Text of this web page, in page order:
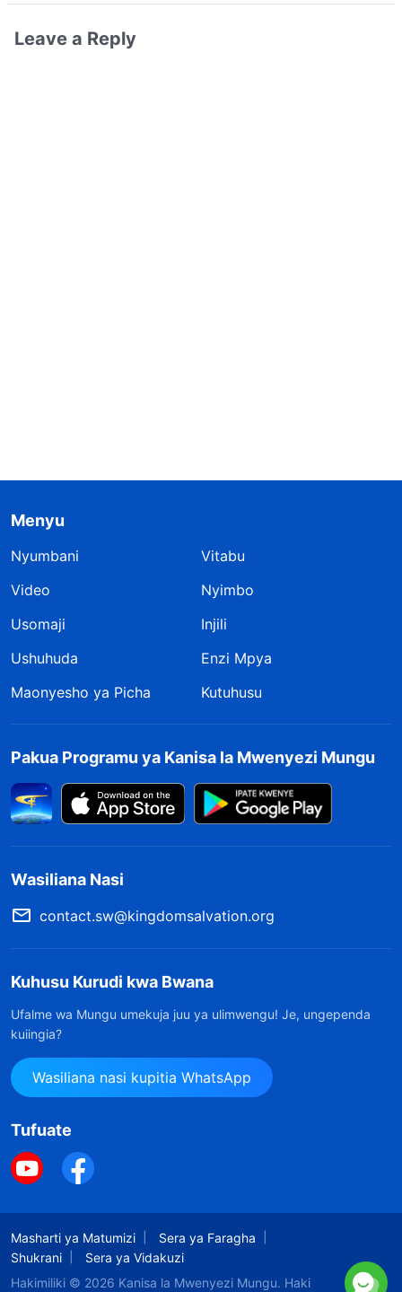
Leave a Reply
Menyu
Nyumbani
Vitabu
Video
Nyimbo
Usomaji
Injili
Ushuhuda
Enzi Mpya
Maonyesho ya Picha
Kutuhusu
Pakua Programu ya Kanisa la Mwenyezi Mungu
Wasiliana Nasi
contact.sw@kingdomsalvation.org
Kuhusu Kurudi kwa Bwana
Ufalme wa Mungu umekuja juu ya ulimwengu! Je, ungependa
kuiingia?
Wasiliana nasi kupitia WhatsApp
Tufuate
Masharti ya Matumizi
Sera ya Faragha
Shukrani
Sera ya Vidakuzi
Hakimiliki © 2026 Kanisa la Mwenyezi Mungu. Haki